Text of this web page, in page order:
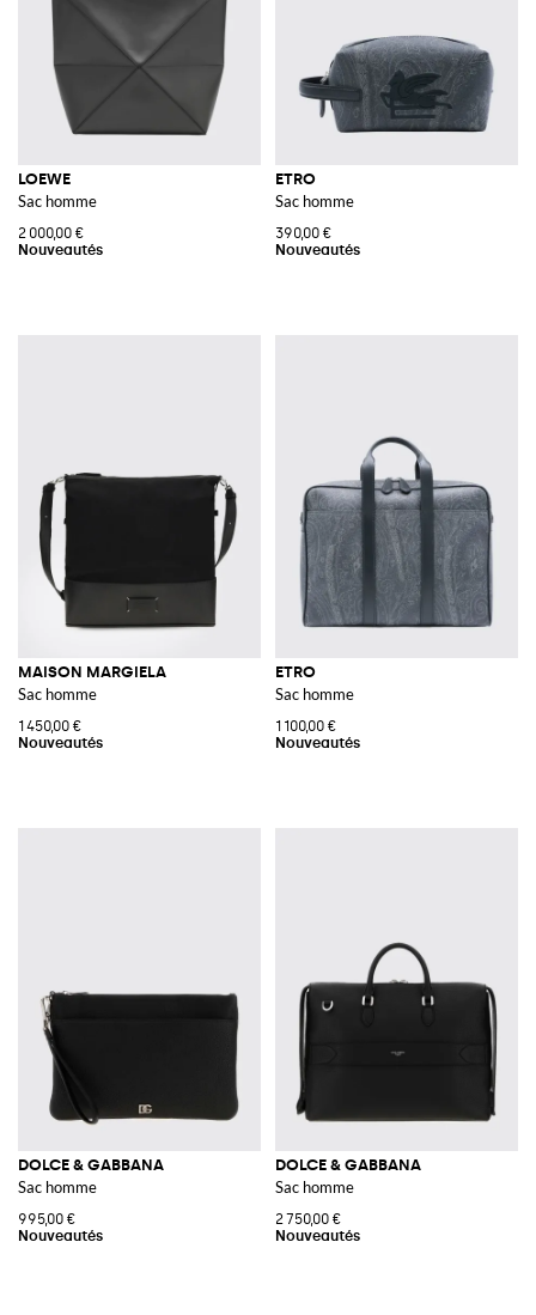
LOEWE
Sac homme
2 000,00 €
ETRO
Sac homme
390,00 €
MAISON MARGIELA
Sac homme
1 450,00 €
ETRO
Sac homme
1 100,00 €
DOLCE & GABBANA
Sac homme
995,00 €
DOLCE & GABBANA
Sac homme
2 750,00 €